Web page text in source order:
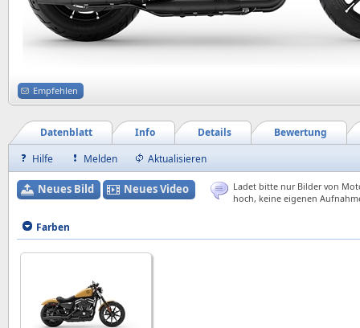
Empfehlen
Bewertung
Details
Info
Datenblatt
Hilfe
Melden Aktualisieren
Neues Bild Neues Video
Ladet bitte nur Bilder von
hoch, keine eigenen
Farben